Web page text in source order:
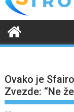
Ovako je
Zvezde: “Ne